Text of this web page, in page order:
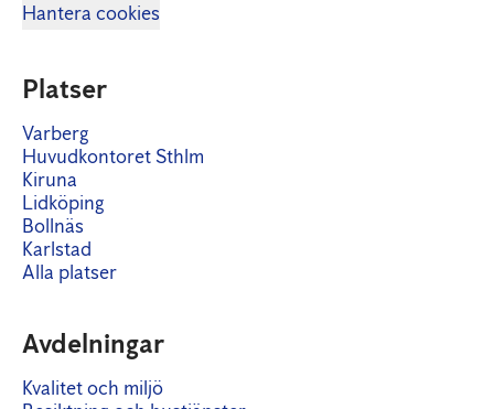
Hantera cookies
Platser
Varberg
Huvudkontoret Sthlm
Kiruna
Lidköping
Bollnäs
Karlstad
Alla platser
Avdelningar
Kvalitet och miljö